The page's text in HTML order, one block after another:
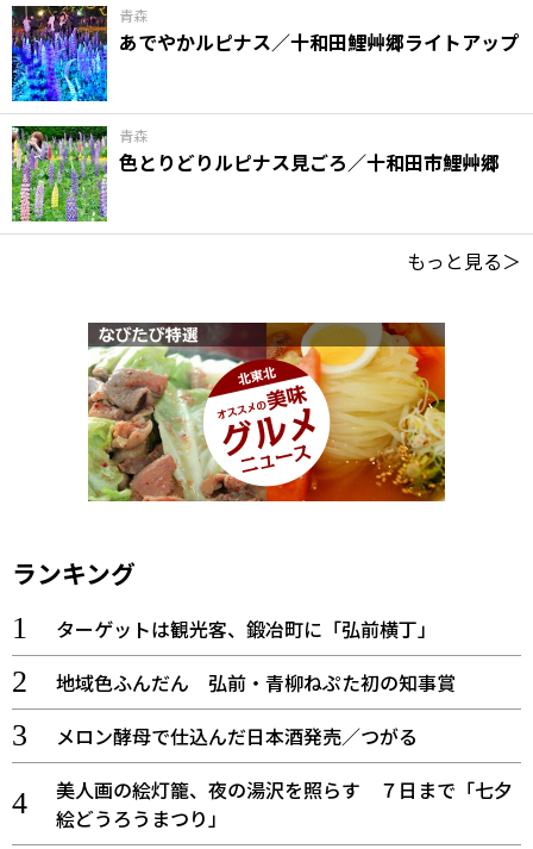
青森
あでやかルピナス／十和田鯉艸郷ライトアップ
青森
色とりどりルピナス見ごろ／十和田市鯉艸郷
もっと見る＞
ランキング
ターゲットは観光客、鍛冶町に「弘前横丁」
地域色ふんだん 弘前・青柳ねぷた初の知事賞
メロン酵母で仕込んだ日本酒発売／つがる
美人画の絵灯籠、夜の湯沢を照らす ７日まで「七夕
絵どうろうまつり」